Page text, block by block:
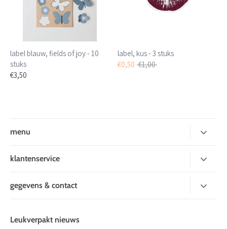
label blauw, fields of joy - 10
stuks
€3,50
label, kus - 3 stuks
€0,50 Normale
€1,00
menu
kaarten
stationery
klantenservice
levertijd
gegevens & contact
de Factorij 10 J
Leukverpakt nieuws